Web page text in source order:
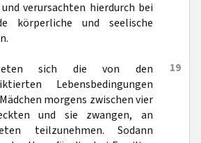
verursachten hierdurch bei
körperliche und seelische
19
sich die von den
Lebensbedingungen
morgens zwischen vier
und sie zwangen, an
teilzunehmen. Sodann